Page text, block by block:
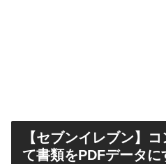
【セブンイレブン】
て書類をPDFデータに